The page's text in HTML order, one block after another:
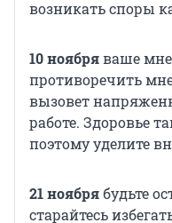
возникать споры
10 ноябряваше
противоречить
вызовет
работе. Здоровье
поэтому уделите
21 ноябрябудьте
старайтесь